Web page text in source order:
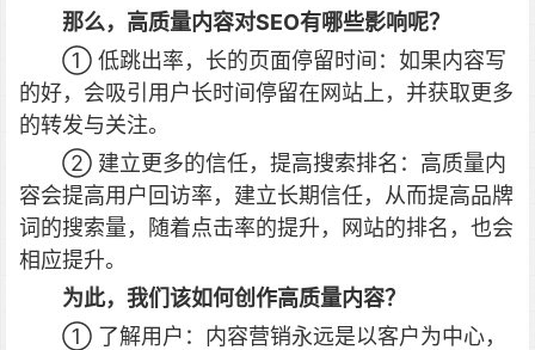
那么，高质量内容对SEO有哪些影响呢？
① 低跳出率，长的页面停留时间：如果内容写
的好，会吸引用户长时间停留在网站上，并获取更多
的转发与关注。
② 建立更多的信任，提高搜索排名：高质量内
容会提高用户回访率，建立长期信任，从而提高品牌
词的搜索量，随着点击率的提升，网站的排名，也会
相应提升。
为此，我们该如何创作高质量内容？
① 了解用户：内容营销永远是以客户为中心，